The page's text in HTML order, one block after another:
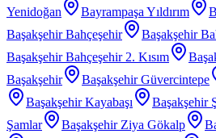
Yenidoğan
Bayrampaşa Yıldırım
Başakşehir Bahçeşehir
Başakşehir
Başakşehir Bahçeşehir 2. Kısım
Başakşehir
Başakşehir Güvercintepe
Başakşehir Kayabaşı
Başakşehir
Şamlar
Başakşehir Ziya Gökalp